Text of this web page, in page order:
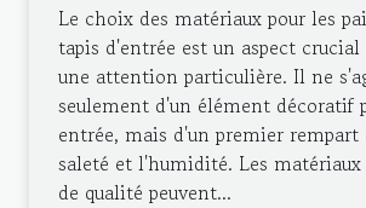
Le choix des matériaux pour les
tapis d'entrée est un aspect crucial
une attention particulière. Il ne
seulement d'un élément décoratif
entrée, mais d'un premier
saleté et l'humidité. Les matériaux
de qualité peuvent...